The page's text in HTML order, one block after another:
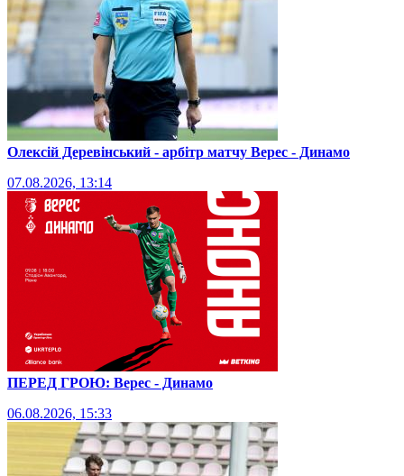
Олексій Деревінський - арбітр матчу Верес - Динамо
07.08.2026, 13:14
ПЕРЕД ГРОЮ: Верес - Динамо
06.08.2026, 15:33